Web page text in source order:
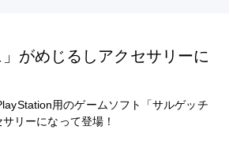
」がめじるしアクセサリーに
用のゲームソフト「サルゲッチ
リーになって登場！